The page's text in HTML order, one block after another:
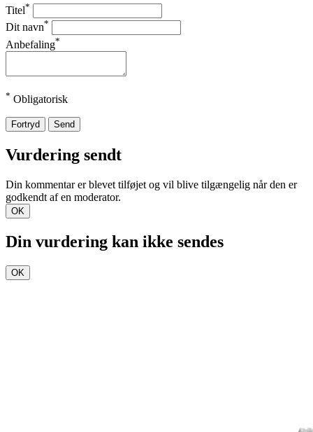
Titel*
Dit navn*
Anbefaling*
* Obligatorisk
Fortryd Send
Vurdering sendt
Din kommentar er blevet tilføjet og vil blive tilgængelig når den er
godkendt af en moderator.
OK
Din vurdering kan ikke sendes
OK